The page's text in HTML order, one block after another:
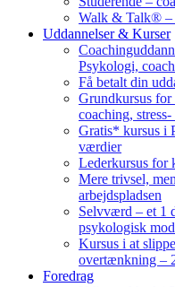
Walk & Talk® –
Uddannelser & Kurser
Psykologi,
Få betalt din
Grundkursus
coaching,
Gratis* kursus i
værdier
Lederkursus for
Mere trivsel,
arbejdspladsen
Selvværd – et 1
psykologisk
Kursus i at
overtænkning –
Foredrag